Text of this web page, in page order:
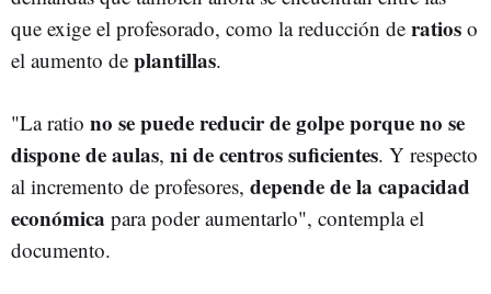
que exige el profesorado, como la reducción de ratios o
el aumento de plantillas.
"La ratio no se puede reducir de golpe porque no se
dispone de aulas, ni de centrossuficientes. Y respecto
al incremento de profesores, depende de la capacidad
económica para poder aumentarlo", contempla el
documento.